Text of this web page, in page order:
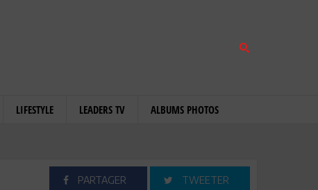
LIFESTYLE LEADERS TV ALBUMS PHOTOS
PARTAGER TWEETER